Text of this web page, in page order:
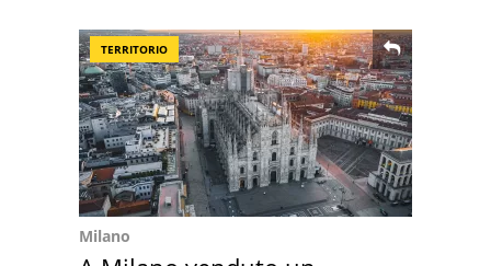
TERRITORIO
Milano